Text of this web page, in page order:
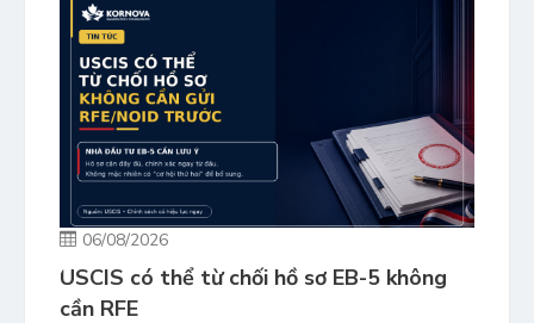
06/08/2026
USCIS có thể từ chối hồ sơ EB-5 không
cần RFE